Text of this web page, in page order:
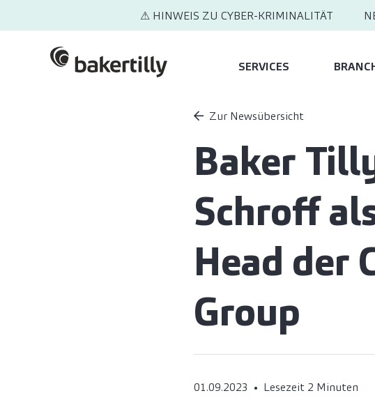
⚠ HINWEIS ZU CYBER-KRIMINALITÄT
SERVICES
Zur Newsübersicht
Baker
Schroff
Head der
Group
01.09.2023 Lesezeit 2 Minuten